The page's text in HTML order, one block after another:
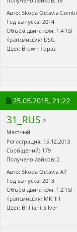
Авто: Skoda Octavia Combi
Год выпуска: 2014
Объем двигателя: 1.4 TSI
Трансмиссия: DSG
Цвет: Brown Topaz
25.05.2015, 21:22
31_RUS
Местный
Регистрация: 15.12.2013
Сообщений: 179
Получено лайков: 2
Авто: Skoda Octavia A7
Год выпуска: 2013
Объем двигателя: 1.2 TSI
Трансмиссия: МКПП
Цвет: Brilliant Silver